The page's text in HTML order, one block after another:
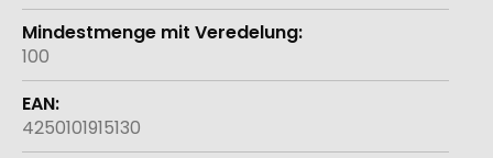
100
4250101915130